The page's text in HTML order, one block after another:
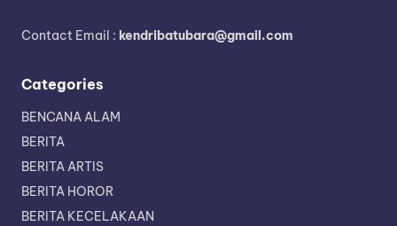
Contact Email : kendribatubara@gmail.com
Categories
BENCANA ALAM
BERITA
BERITA ARTIS
BERITA HOROR
BERITA KECELAKAAN